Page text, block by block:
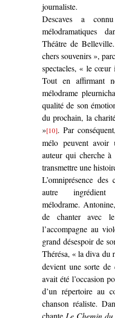
journaliste.
Descaves a
mélodramatiques
Théâtre de
chers souvenirs »,
spectacles, « le cœur
Tout en affirmant
mélodrame
qualité de son
du prochain, la
»[10]. Par
mélo peuvent avoir
auteur qui cherche
transmettre une
L’omniprésence des
autre ingrédient
mélodrame.
de chanter avec
l’accompagne au
grand désespoir de
Thérésa, « la diva du
devient une sorte
avait été l’occasion
d’un répertoire au
chanson réaliste.
chante Le Chemin